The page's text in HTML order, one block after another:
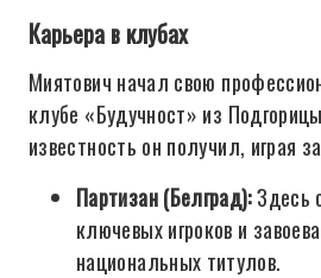
Карьера в клубах
Миятович начал свою
клубе «Будучност» из
известность он получил, играя
Партизан (Белград):Здесь
ключевых игроков и
национальных титулов.